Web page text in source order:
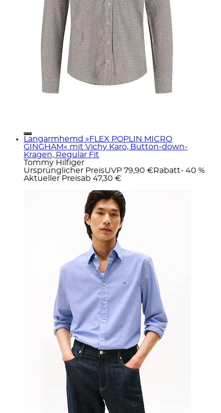
Langarmhemd »FLEX POPLIN MICRO
GINGHAM« mit Vichy Karo, Button-down-
Kragen, Regular Fit
Tommy Hilfiger
Ursprünglicher PreisUVP 79,90 € Rabatt- 40 %
Aktueller Preisab 47,30 €